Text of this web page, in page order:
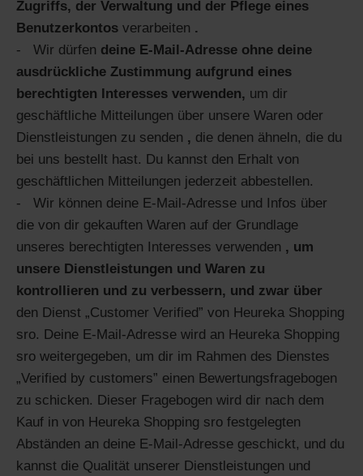
Zugriffs, der Verwaltung und der Pflege eines
Benutzerkontos verarbeiten .
Wir dürfen deine E-Mail-Adresse ohne deine
ausdrückliche Zustimmung aufgrund eines
berechtigten Interesses verwenden, um dir
geschäftliche Mitteilungen über unsere Waren oder
Dienstleistungen zu senden , die denen ähneln, die du
bei uns bestellt hast. Du kannst den Erhalt von
geschäftlichen Mitteilungen jederzeit abbestellen.
Wir können deine E-Mail-Adresse und Infos über
die von dir gekauften Waren auf der Grundlage
unseres berechtigten Interesses verwenden , um
unsere Dienstleistungen und Waren zu
kontrollieren und zu verbessern, und zwar über
den Dienst „Customer Verified” von Heureka Shopping
sro. Deine E-Mail-Adresse wird an Heureka Shopping
sro weitergegeben, um dir im Rahmen des Dienstes
„Verified by customers” einen Bewertungsfragebogen
zu schicken. Dieser Fragebogen wird dir nach dem
Kauf in von Heureka Shopping sro festgelegten
Abständen an deine E-Mail-Adresse geschickt, und du
kannst die Qualität unserer Dienstleistungen und